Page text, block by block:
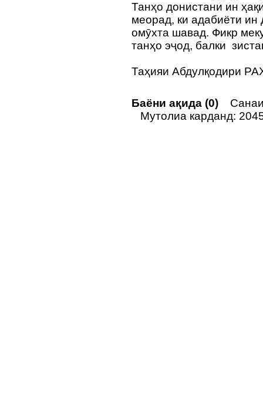
Танҳо донистани ин
меорад, ки адабиёти ин
омӯхта шавад. Фикр
танҳо эҷод, балки
Таҳияи Абдулқодири
Баёни ақида (0)
Мутолиа карданд: